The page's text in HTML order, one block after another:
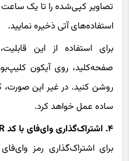
استفاده‌های آتی ذخیره نمایید.
برای استفاده از این
صفحه‌کلید، روی آیکون
روشن کنید. در غیر این
ساده عمل خواهد کرد.
۴. اشتراک‌گذاری وای‌فای با کد QR
برای اشتراک‌گذاری رمز